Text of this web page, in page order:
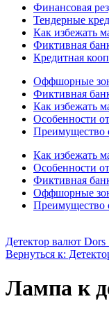
Финансовая
Тендерные
Как избежать
Фиктивная
Кредитная
Оффшорные
Фиктивная
Как избежать
Особенности
Преимущество
Как избежать
Особенности
Фиктивная
Оффшорные
Преимущество
Детектор валют
Вернуться к:
Лампа к